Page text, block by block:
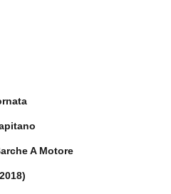
A Motore